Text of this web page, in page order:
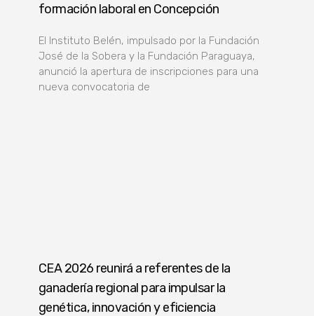
formación laboral en Concepción
El Instituto Belén, impulsado por la Fundación
José de la Sobera y la Fundación Paraguaya,
anunció la apertura de inscripciones para una
nueva convocatoria de
CEA 2026 reunirá a referentes de la
ganadería regional para impulsar la
genética, innovación y eficiencia